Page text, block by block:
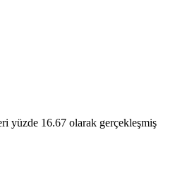
yüzde 16.67 olarak gerçekleşmiş